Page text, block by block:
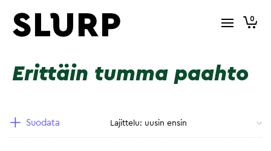
0
Erittäin tumma paahto
Suodata